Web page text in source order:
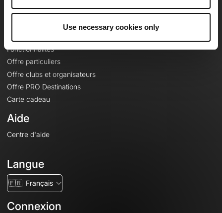
Use necessary cookies only
Fonctionnalités
Offre particuliers
Offre clubs et organisateurs
Offre PRO Destinations
Carte cadeau
Aide
Centre d'aide
Langue
🇫🇷 Français
Connexion